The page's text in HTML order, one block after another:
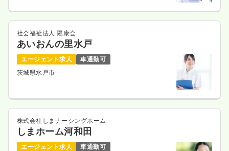
社会福祉法人 陽康会
あいおんの里水戸
エージェント求人
車通勤可
茨城県水戸市
株式会社しまナーシングホーム
しまホーム河和田
エージェント求人
車通勤可